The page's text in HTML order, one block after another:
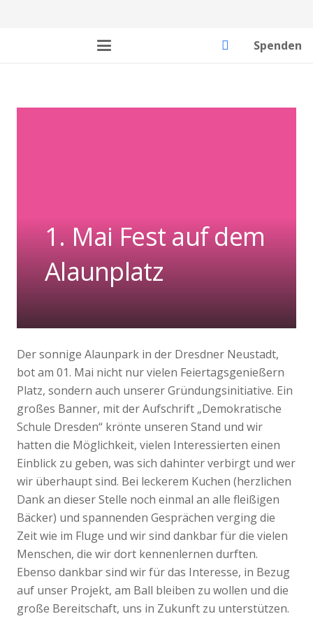
Spenden
1. Mai Fest auf dem
Alaunplatz
Der sonnige Alaunpark in der Dresdner Neustadt,
bot am 01. Mai nicht nur vielen Feiertagsgenießern
Platz, sondern auch unserer Gründungsinitiative. Ein
großes Banner, mit der Aufschrift „Demokratische
Schule Dresden“ krönte unseren Stand und wir
hatten die Möglichkeit, vielen Interessierten einen
Einblick zu geben, was sich dahinter verbirgt und wer
wir überhaupt sind. Bei leckerem Kuchen (herzlichen
Dank an dieser Stelle noch einmal an alle fleißigen
Bäcker) und spannenden Gesprächen verging die
Zeit wie im Fluge und wir sind dankbar für die vielen
Menschen, die wir dort kennenlernen durften.
Ebenso dankbar sind wir für das Interesse, in Bezug
auf unser Projekt, am Ball bleiben zu wollen und die
große Bereitschaft, uns in Zukunft zu unterstützen.